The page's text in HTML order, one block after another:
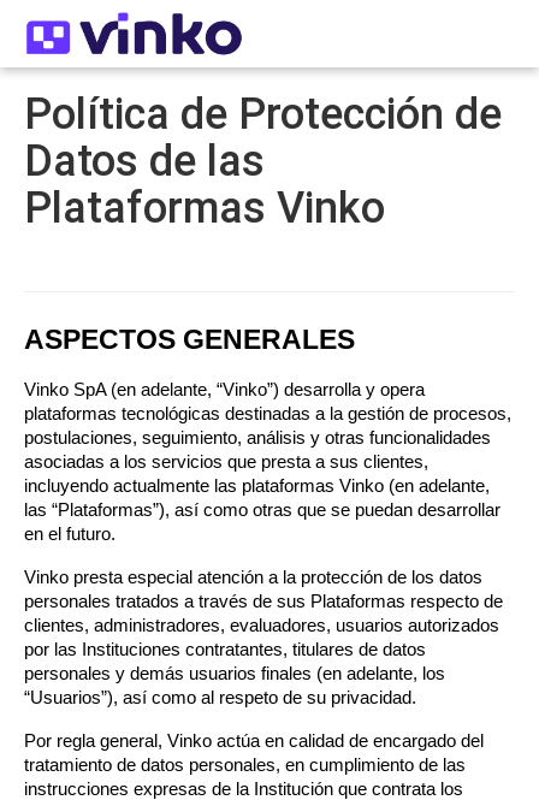
Política de Protección de
Datos de las
Plataformas Vinko
ASPECTOS GENERALES
Vinko SpA (en adelante, “Vinko”) desarrolla y opera
plataformas tecnológicas destinadas a la gestión de procesos,
postulaciones, seguimiento, análisis y otras funcionalidades
asociadas a los servicios que presta a sus clientes,
incluyendo actualmente las plataformas Vinko (en adelante,
las “Plataformas”), así como otras que se puedan desarrollar
en el futuro.
Vinko presta especial atención a la protección de los datos
personales tratados a través de sus Plataformas respecto de
clientes, administradores, evaluadores, usuarios autorizados
por las Instituciones contratantes, titulares de datos
personales y demás usuarios finales (en adelante, los
“Usuarios”), así como al respeto de su privacidad.
Por regla general, Vinko actúa en calidad de encargado del
tratamiento de datos personales, en cumplimiento de las
instrucciones expresas de la Institución que contrata los